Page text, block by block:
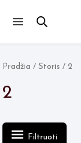
Pradžia / Storis / 2
2
Filtruoti